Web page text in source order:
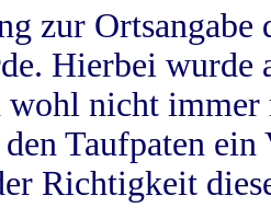
zur
Hierbei wurde
wohl nicht
Taufpaten
Richtigkeit